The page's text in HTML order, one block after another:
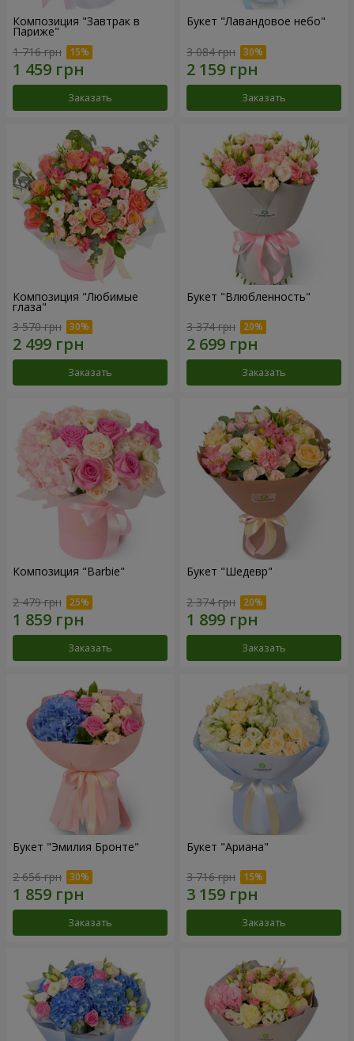
Композиция "Завтрак в
Париже"
1 716 грн
Заказать
Букет "Лавандовое небо"
3 084 грн
Заказать
Композиция "Любимые
глаза"
3 570 грн
Заказать
Букет "Влюбленность"
3 374 грн
Заказать
Композиция "Barbie"
2 479 грн
Заказать
Букет "Шедевр"
2 374 грн
Заказать
Букет "Эмилия Бронте"
2 656 грн
Заказать
Букет "Ариана"
3 716 грн
Заказать